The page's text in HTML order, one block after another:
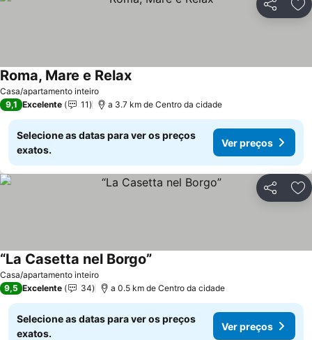
Partilhar
Casa/apartamento inteiro
Roma, Mare e RelaxVer preços
9,1 Excelente 11 a 3.7 km de Centro da cidade
Selecione as datas para ver os preços
exatos.
Ver preços
Partilhar
Casa/apartamento inteiro
“La Casetta nel Borgo”
9,5 Excelente 34 a 0.5 km de Centro da cidade
Selecione as datas para ver os preços
exatos.
Ver preços